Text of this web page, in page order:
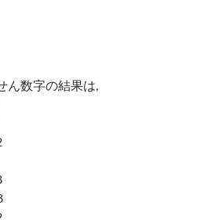
ん数字の結果は,